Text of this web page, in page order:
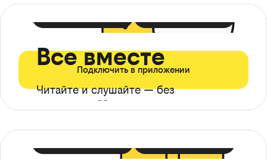
Все вместе
Читайте и слушайте — без
ограничений*
Подключить в приложении